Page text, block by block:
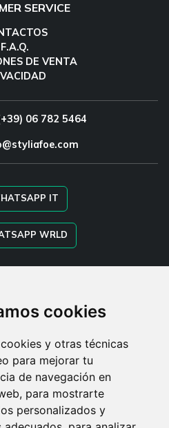
cookies
y otras técnicas
para mejorar tu
de navegación en
para mostrarte
personalizados y
SERVICE
F.A.Q.
DE VENTA
06 782 5464
IT
WRLD
ORDERS
CESTA